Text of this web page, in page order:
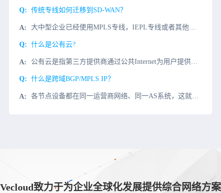
传统专线如何迁移到SD-WAN？
什么是公有云?
公有云是指第三方提供商通过公共Internet为用户提供的云服务，用户可以通过Internet访问云并享受各类服务，包括并不限于计算、存储、网络等。公有云服务的模式可以是免费或按量付费。公有云的特点和
什么是跨域BGP/MPLS IP？
各节点设备都在同一运营商网络、同一AS系统，这就同时要求VPN网络所连接的各个客户站点（如公司总部和分支机构）都在同一城市中。因为不同城市的运营商，即使是同一品牌的也是各自独立管理的，不可能在同一个A
Vecloud致力于为企业全球化发展提供综合网络方案